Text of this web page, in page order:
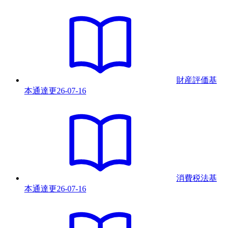
財産評価基
本通達更26-07-16
消費税法基
本通達更26-07-16